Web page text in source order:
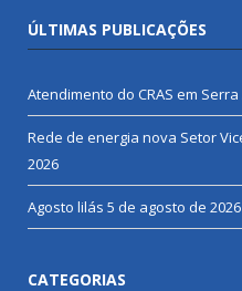
ÚLTIMAS PUBLICAÇÕES
Atendimento do CRAS em Serra
Rede de energia nova Setor
2026
Agosto lilás 5 de agosto de 2026
CATEGORIAS